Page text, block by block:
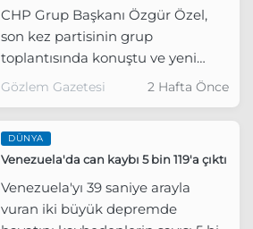
CHP Grup Başkanı Özgür Özel,
son kez partisinin grup
toplantısında konuştu ve yeni
partinin kurulacağını resmen ilan
Gözlem Gazetesi 2 Hafta Önce
DÜNYA
Venezuela'da can kaybı 5 bin 119'a çıktı
Venezuela'yı 39 saniye arayla
vuran iki büyük depremde